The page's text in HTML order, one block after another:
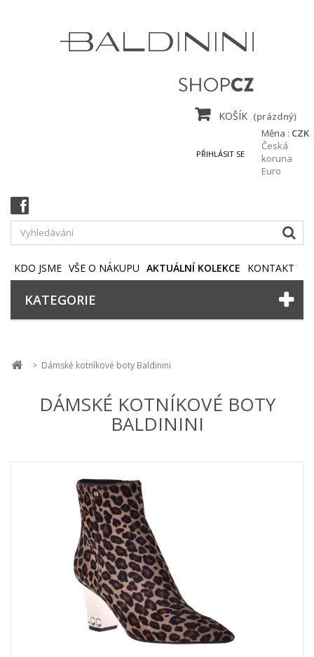
KOŠÍK (prázdný)
PŘIHLÁSIT SE
Měna : CZK
Česká
koruna
Euro
KDO JSME VŠE O NÁKUPU AKTUÁLNÍ KOLEKCE KONTAKT
KATEGORIE
> Dámské kotníkové boty Baldinini
DÁMSKÉ KOTNÍKOVÉ BOTY
BALDININI